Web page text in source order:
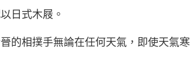
日式木屐。
的相撲手無論在任何天氣，即使天氣